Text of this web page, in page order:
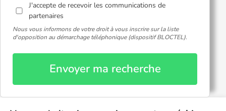
J'accepte de recevoir les communications de
partenaires
Nous vous informons de votre droit à vous inscrire sur la liste
d'opposition au démarchage téléphonique (dispositif BLOCTEL).
Envoyer ma recherche